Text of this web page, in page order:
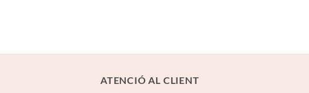
ATENCIÓ AL CLIENT